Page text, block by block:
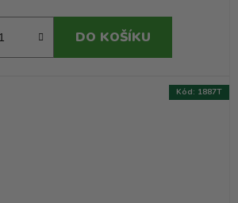
DO KOŠÍKU
Kód: 1887T